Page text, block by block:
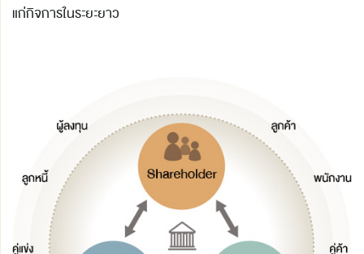
แก่กิจการในระยะยาว